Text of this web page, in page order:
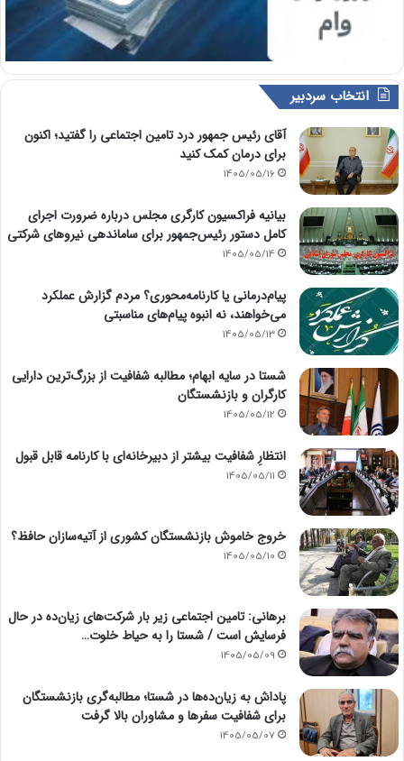
انتخاب سردبیر
آقای رئیس جمهور درد تامین اجتماعی را گفتید؛ اکنون
برای درمان کمک کنید
1405/05/16
بیانیه فراکسیون کارگری مجلس درباره ضرورت اجرای
کامل دستور رئیس‌جمهور برای ساماندهی نیروهای شرکتی
1405/05/14
پیام‌درمانی یا کارنامه‌محوری؟ مردم گزارش عملکرد
می‌خواهند، نه انبوه پیام‌های مناسبتی
1405/05/13
شستا در سایه ابهام؛ مطالبه شفافیت از بزرگ‌ترین دارایی
کارگران و بازنشستگان
1405/05/12
انتظارِ شفافیت بیشتر از دبیرخانه‌ای با کارنامه قابل قبول
1405/05/11
خروج خاموش بازنشستگان کشوری از آتیه‌سازان حافظ؟
1405/05/10
برهانی: تامین اجتماعی زیر بار شرکت‌های زیان‌ده در حال
فرسایش است / شستا را به حیاط خلوت…
1405/05/09
پاداش به زیان‌ده‌ها در شستا؛ مطالبه‌گری بازنشستگان
برای شفافیت سفرها و مشاوران بالا گرفت
1405/05/07